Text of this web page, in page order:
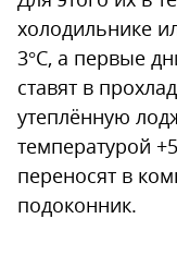
холодильнике
3°С, а первые
ставят в
утеплённую
температурой
переносят в
подоконник.